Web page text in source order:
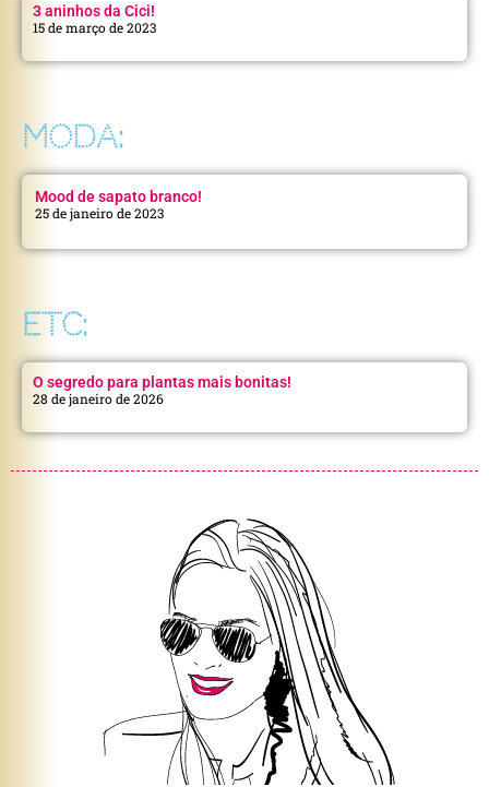
3 aninhos da Cici!
15 de março de 2023
MODA:
Mood de sapato branco!
25 de janeiro de 2023
ETC:
O segredo para plantas mais bonitas!
28 de janeiro de 2026